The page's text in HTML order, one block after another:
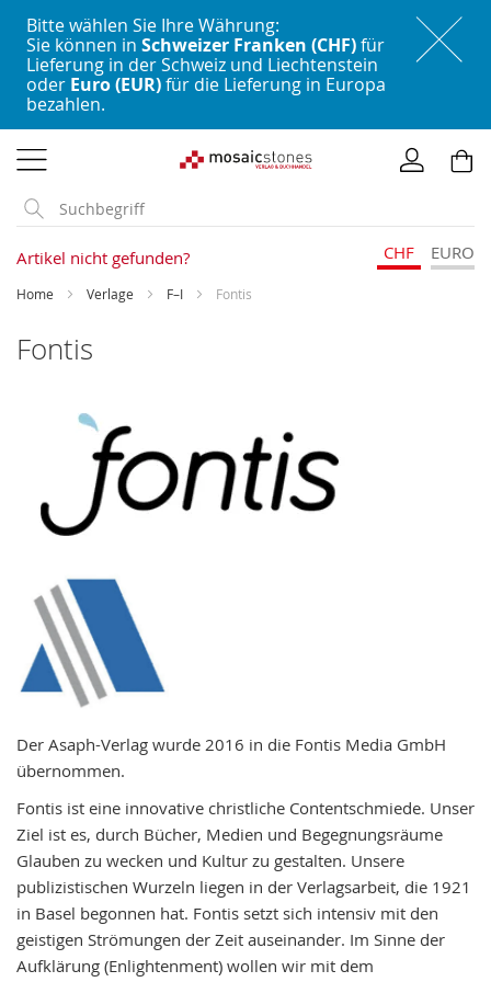
Bitte wählen Sie Ihre Währung:
Sie können in Schweizer Franken (CHF)für
Lieferung in der Schweiz und Liechtenstein
oder Euro (EUR)für die Lieferung in Europa
bezahlen.
zum
Inhalt
Artikel nicht gefunden? CHF EURO
Home Verlage F–I Fontis
Fontis
Der Asaph-Verlag wurde 2016 in die Fontis Media GmbH
übernommen.
Fontis ist eine innovative christliche Contentschmiede. Unser
Ziel ist es, durch Bücher, Medien und Begegnungsräume
Glauben zu wecken und Kultur zu gestalten. Unsere
publizistischen Wurzeln liegen in der Verlagsarbeit, die 1921
in Basel begonnen hat. Fontis setzt sich intensiv mit den
geistigen Strömungen der Zeit auseinander. Im Sinne der
Aufklärung (Enlightenment) wollen wir mit dem